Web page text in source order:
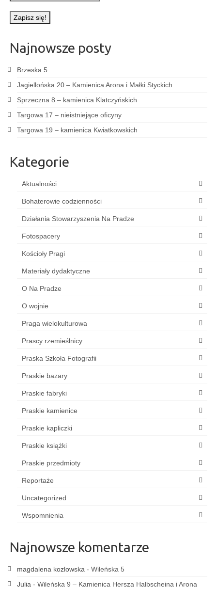
Najnowsze posty
Brzeska 5
Jagiellońska 20 – Kamienica Arona i Małki Styckich
Sprzeczna 8 – kamienica Klatczyńskich
Targowa 17 – nieistniejące oficyny
Targowa 19 – kamienica Kwiatkowskich
Kategorie
Aktualności
Bohaterowie codzienności
Działania Stowarzyszenia Na Pradze
Fotospacery
Kościoły Pragi
Materiały dydaktyczne
O Na Pradze
O wojnie
Praga wielokulturowa
Prascy rzemieślnicy
Praska Szkoła Fotografii
Praskie bazary
Praskie fabryki
Praskie kamienice
Praskie kapliczki
Praskie książki
Praskie przedmioty
Reportaże
Uncategorized
Wspomnienia
Najnowsze komentarze
magdalena kozlowska - Wileńska 5
Julia - Wileńska 9 – Kamienica Hersza Halbscheina i Arona